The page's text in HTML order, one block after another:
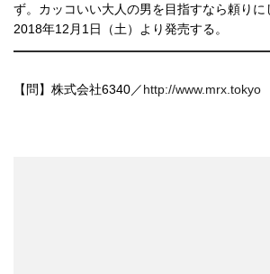
ず。カッコいい大人の男を目指すなら頼りに
2018年12月1日（土）より発売する。
【問】株式会社6340／http://www.mrx.tokyo